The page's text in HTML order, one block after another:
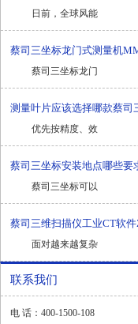
日前，全球风能
蔡司三坐标龙门式测量机
蔡司三坐标龙门
测量叶片应该选择哪款蔡司
优先按精度、效
蔡司三坐标安装地点哪些要
蔡司三坐标可以
蔡司三维扫描仪工业CT软件
面对越来越复杂
联系我们
电 话：400-1500-108